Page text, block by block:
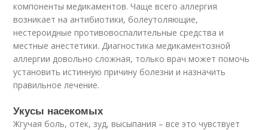
компоненты медикаментов. Чаще всего аллергия
возникает на антибиотики, болеутоляющие,
нестероидные противовоспалительные средства и
местные анестетики. Диагностика медикаментозной
аллергии довольно сложная, только врач может помочь
установить истинную причину болезни и назначить
правильное лечение.
Укусы насекомых
Жгучая боль, отек, зуд, высыпания – все это чувствует